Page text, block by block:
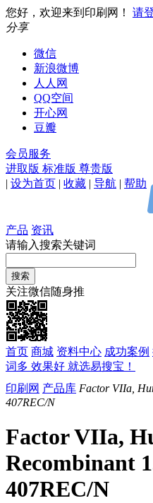
您好，欢迎来到印刷网！ 请
分享
微信
新浪微博
人人网
QQ空间
开心网
豆瓣
会员服务
进取版 标准版 尊贵版
| 设为首页 | 收藏 | 导航 | 帮助
产品 资讯
请输入搜索关键词
关注微信随身推
首页 商城 资料中心 成功案例
词多 效果好 就选易搜宝！
印刷网 产品库 Factor VIIa,
407REC/N
Factor VIIa,
Recombinant
407REC/N